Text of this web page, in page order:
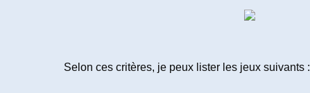
Selon ces critères, je peux lister les jeux suivants :